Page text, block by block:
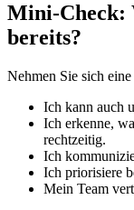
Mini-Check:
bereits?
Nehmen Sie sich
Ich kann auch
Ich erkenne,
rechtzeitig.
Ich
Ich priorisiere
Mein Team